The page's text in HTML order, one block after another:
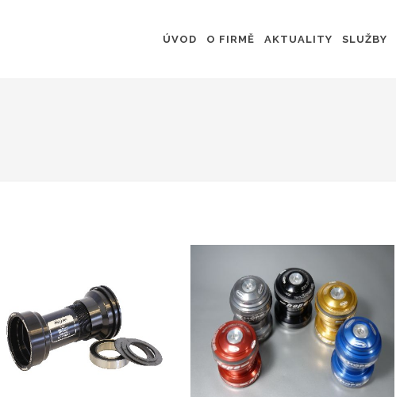
ÚVOD O FIRMĚ AKTUALITY SLUŽBY